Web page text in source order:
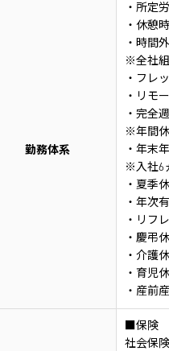
勤務体系
・所定
・休憩
・時間
※全社
・フレ
・リモ
・完全
※年間
・年末
※入社6
・夏季
・年次
・リフ
・慶弔
・介護
・育児
・産前
■保険
社会保